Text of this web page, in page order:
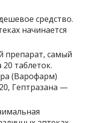
средство.
начинается
препарат, самый
таблеток.
(Варофарм)
Гептразана —